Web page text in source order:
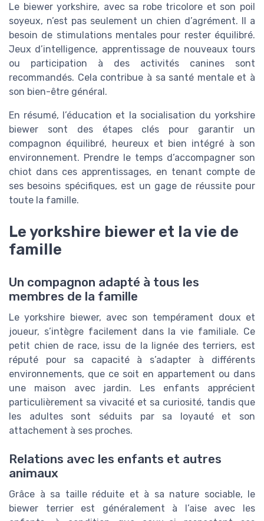
Le biewer yorkshire, avec sa robe tricolore et son poil
soyeux, n’est pas seulement un chien d’agrément. Il a
besoin de stimulations mentales pour rester équilibré.
Jeux d’intelligence, apprentissage de nouveaux tours
ou participation à des activités canines sont
recommandés. Cela contribue à sa santé mentale et à
son bien-être général.
En résumé, l’éducation et la socialisation du yorkshire
biewer sont des étapes clés pour garantir un
compagnon équilibré, heureux et bien intégré à son
environnement. Prendre le temps d’accompagner son
chiot dans ces apprentissages, en tenant compte de
ses besoins spécifiques, est un gage de réussite pour
toute la famille.
Le yorkshire biewer et la vie de
famille
Un compagnon adapté à tous les
membres de la famille
Le yorkshire biewer, avec son tempérament doux et
joueur, s’intègre facilement dans la vie familiale. Ce
petit chien de race, issu de la lignée des terriers, est
réputé pour sa capacité à s’adapter à différents
environnements, que ce soit en appartement ou dans
une maison avec jardin. Les enfants apprécient
particulièrement sa vivacité et sa curiosité, tandis que
les adultes sont séduits par sa loyauté et son
attachement à ses proches.
Relations avec les enfants et autres
animaux
Grâce à sa taille réduite et à sa nature sociable, le
biewer terrier est généralement à l’aise avec les